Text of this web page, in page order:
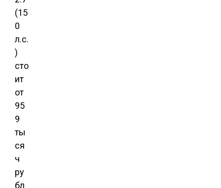
(15
0
л.с.
)
сто
ит
от
95
9
ты
ся
ч
ру
бл